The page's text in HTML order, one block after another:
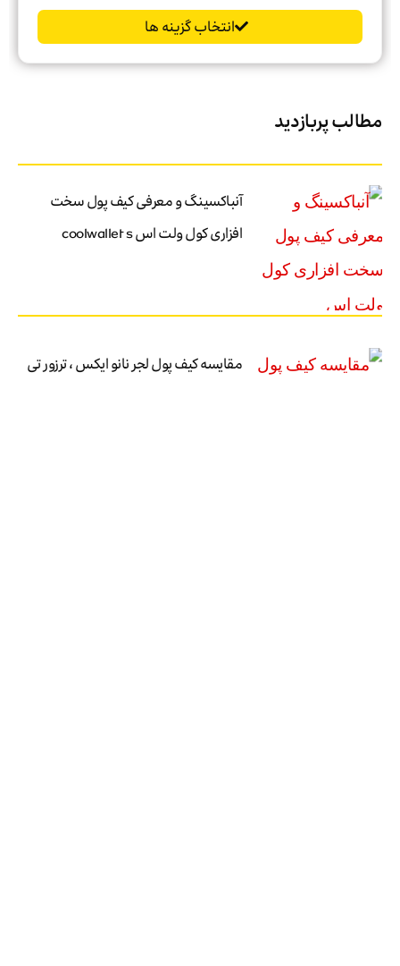
انتخاب گزینه ها
مطالب پربازدید
آنباکسینگ و معرفی کیف پول سخت
افزاری کول ولت اس coolwallet s
مقایسه کیف پول لجر نانو ایکس ، ترزور تی